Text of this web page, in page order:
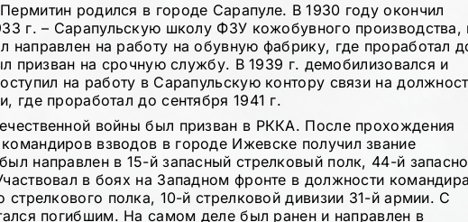
родился в городе Сарапуле. В 1930 году окончил
г. – Сарапульскую школу ФЗУ кожобувного производства,
направлен на работу на обувную фабрику, где проработал
призван на срочную службу. В 1939 г. демобилизовался и
на работу в Сарапульскую контору связи на
где проработал до сентября 1941 г.
войны был призван в РККА. После прохождения
взводов в городе Ижевске получил звание
направлен в 15-й запасный стрелковый полк, 44-й
в боях на Западном фронте в должности командира
стрелкового полка, 10-й стрелковой дивизии 31-й армии. С
погибшим. На самом деле был ранен и направлен в